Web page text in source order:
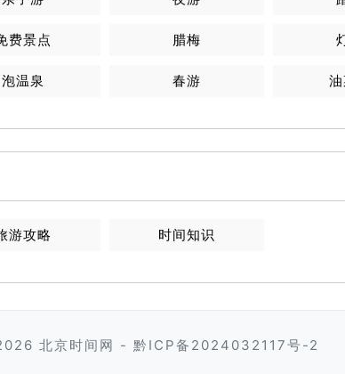
费景点 腊梅
泡温泉 春游
游攻略 时间知识
北京时间网 - 黔ICP备2024032117号-2